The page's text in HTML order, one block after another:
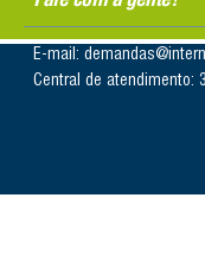
E-mail:
Central de atendimento: